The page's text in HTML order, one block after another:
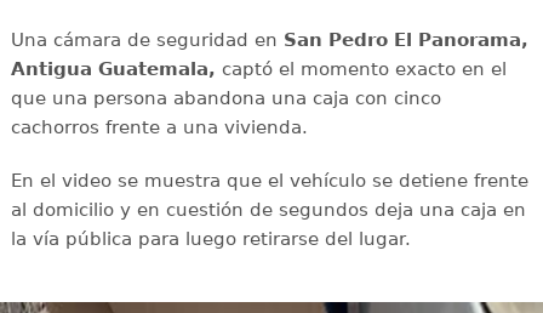
Una cámara de seguridad en San Pedro El Panorama,
Antigua Guatemala, captó el momento exacto en el
que una persona abandona una caja con cinco
cachorros frente a una vivienda.
En el video se muestra que el vehículo se detiene frente
al domicilio y en cuestión de segundos deja una caja en
la vía pública para luego retirarse del lugar.